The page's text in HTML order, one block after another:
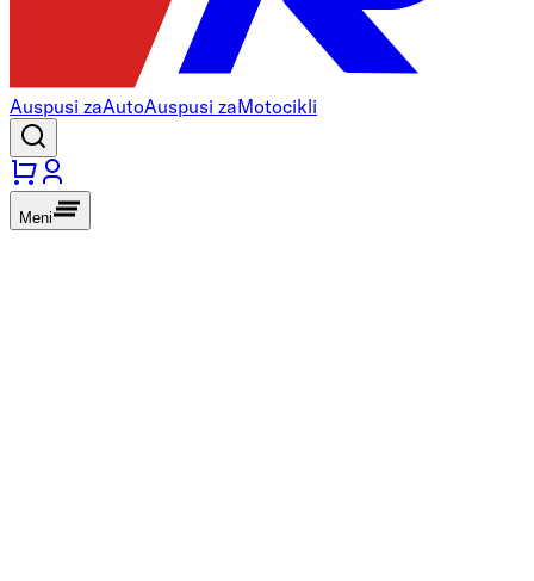
Auspusi zaAutoAuspusi zaMotocikli
Meni